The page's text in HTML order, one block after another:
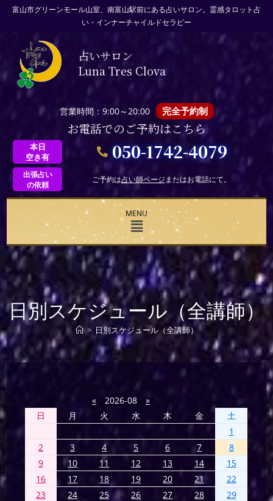
富山市グリーンモール山室、南富山駅前にある占いサロン。霊感タロット占
い・インナーチャイルドセラピー
占いサロン
Luna Tres Clova
営業時間：9:00～20:00 完全予約制
お電話でのご予約はこちら
本日
空き有
050-1742-4079
出張占い
の依頼
ご予約は占い師ページまたはお電話にて。
MENU
日別スケジュール（全講師）
> 日別スケジュール（全講師）
« 2026-08
»
日
月 火 水 木 金
土
1
2
3 4 5 6 7
8
9
10 11 12 13 14
15
16
17 18 19 20 21
22
23
24 25 26 27 28
29